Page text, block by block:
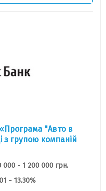
"Авто в
з групою компаній
000 - 1 200 000 грн.
- 13.30%